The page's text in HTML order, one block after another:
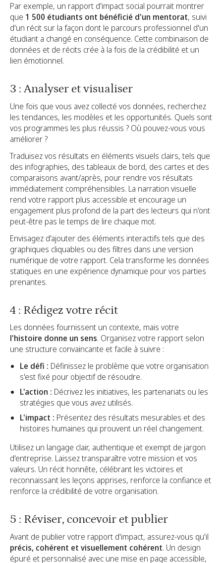
Par exemple, un rapport d'impact social pourrait montrer
que 1 500 étudiants ont bénéficié d'un mentorat, suivi
d'un récit sur la façon dont le parcours professionnel d'un
étudiant a changé en conséquence. Cette combinaison de
données et de récits crée à la fois de la crédibilité et un
lien émotionnel.
3 : Analyser et visualiser
Une fois que vous avez collecté vos données, recherchez
les tendances, les modèles et les opportunités. Quels sont
vos programmes les plus réussis ? Où pouvez-vous vous
améliorer ?
Traduisez vos résultats en éléments visuels clairs, tels que
des infographies, des tableaux de bord, des cartes et des
comparaisons avant/après, pour rendre vos résultats
immédiatement compréhensibles. La narration visuelle
rend votre rapport plus accessible et encourage un
engagement plus profond de la part des lecteurs qui n'ont
peut-être pas le temps de lire chaque mot.
Envisagez d'ajouter des éléments interactifs tels que des
graphiques cliquables ou des filtres dans une version
numérique de votre rapport. Cela transforme les données
statiques en une expérience dynamique pour vos parties
prenantes.
4 : Rédigez votre récit
Les données fournissent un contexte, mais votre
l'histoire donne un sens. Organisez votre rapport selon
une structure convaincante et facile à suivre :
Le défi : Définissez le problème que votre organisation
s'est fixé pour objectif de résoudre.
L'action : Décrivez les initiatives, les partenariats ou les
stratégies que vous avez utilisés.
L'impact : Présentez des résultats mesurables et des
histoires humaines qui prouvent un réel changement.
Utilisez un langage clair, authentique et exempt de jargon
d'entreprise. Laissez transparaître votre mission et vos
valeurs. Un récit honnête, célébrant les victoires et
reconnaissant les leçons apprises, renforce la confiance et
renforce la crédibilité de votre organisation.
5 : Réviser, concevoir et publier
Avant de publier votre rapport d'impact, assurez-vous qu'il
précis, cohérent et visuellement cohérent. Un design
épuré et personnalisé avec une mise en page accessible,